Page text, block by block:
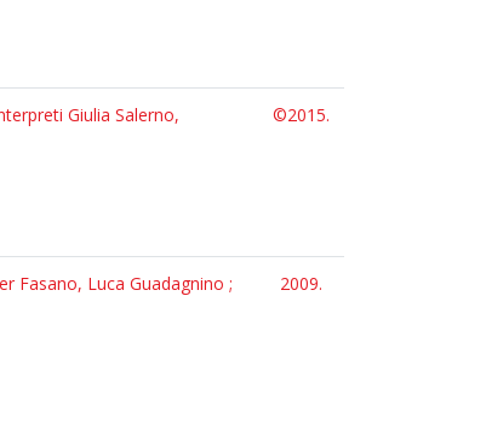
Giulia Salerno,
©2015.
Fasano, Luca Guadagnino ;
2009.